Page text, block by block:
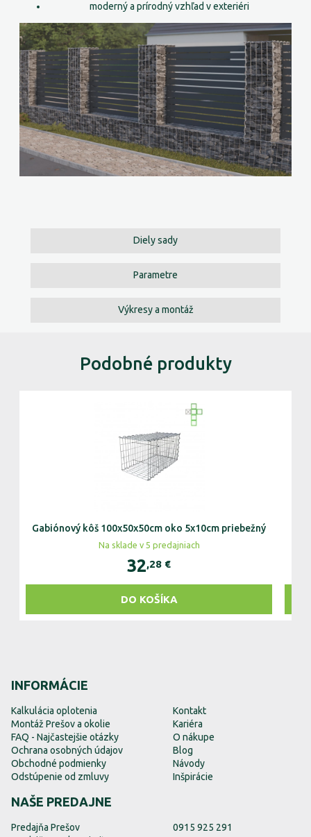
moderný a prírodný vzhľad v exteriéri
Diely sady
Parametre
Výkresy a montáž
Podobné produkty
Gabiónový kôš 100x50x50cm oko 5x10cm priebežný
Na sklade v 5 predajniach
32,28 €
DO KOŠÍKA
INFORMÁCIE
Kalkulácia oplotenia
Montáž Prešov a okolie
FAQ - Najčastejšie otázky
Ochrana osobných údajov
Obchodné podmienky
Odstúpenie od zmluvy
Kontakt
Kariéra
O nákupe
Blog
Návody
Inšpirácie
NAŠE PREDAJNE
Predajňa Prešov
0915 925 291